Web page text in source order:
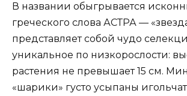
В названии обыгрывается
греческого слова АСТРА —
представляет собой чудо
уникальное по низкорослости:
растения не превышает 15 см.
«шарики» густо усыпаны